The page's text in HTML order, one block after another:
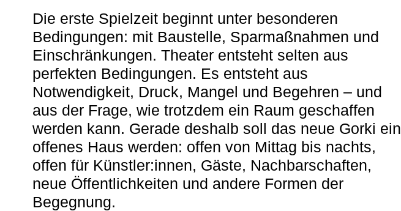
Die erste Spielzeit beginnt unter besonderen
Bedingungen: mit Baustelle, Sparmaßnahmen und
Einschränkungen. Theater entsteht selten aus
perfekten Bedingungen. Es entsteht aus
Notwendigkeit, Druck, Mangel und Begehren – und
aus der Frage, wie trotzdem ein Raum geschaffen
werden kann. Gerade deshalb soll das neue Gorki ein
offenes Haus werden: offen von Mittag bis nachts,
offen für Künstler:innen, Gäste, Nachbarschaften,
neue Öffentlichkeiten und andere Formen der
Begegnung.